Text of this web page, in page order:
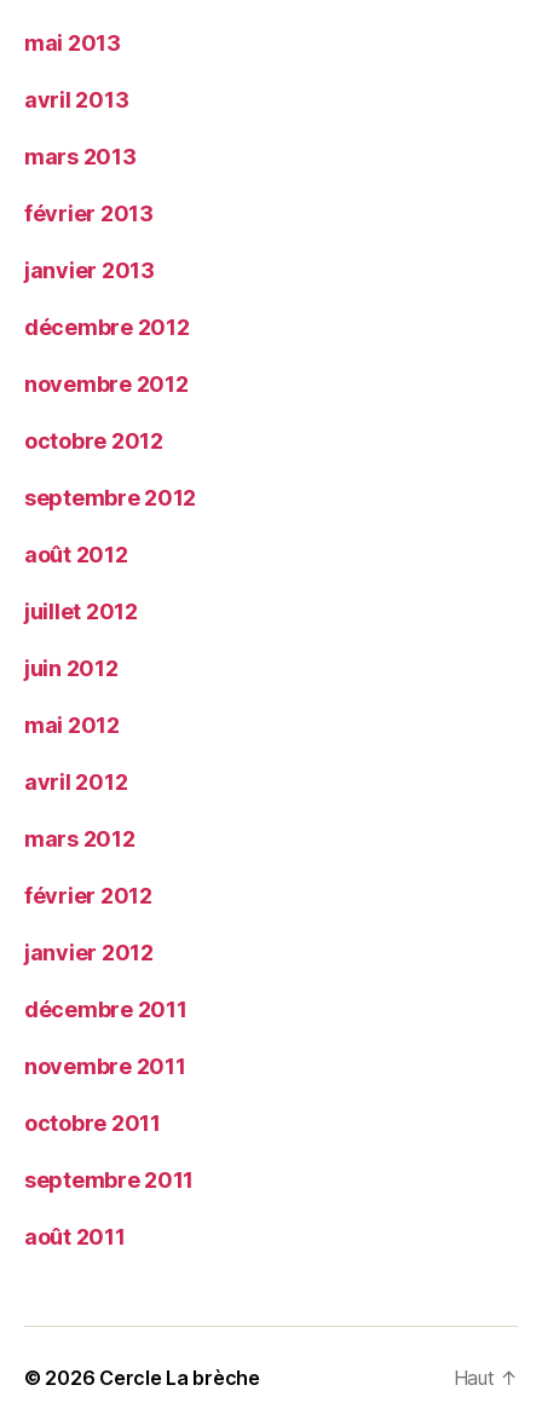
mai 2013
avril 2013
mars 2013
février 2013
janvier 2013
décembre 2012
novembre 2012
octobre 2012
septembre 2012
août 2012
juillet 2012
juin 2012
mai 2012
avril 2012
mars 2012
février 2012
janvier 2012
décembre 2011
novembre 2011
octobre 2011
septembre 2011
août 2011
© 2026 Cercle La brèche Haut ↑